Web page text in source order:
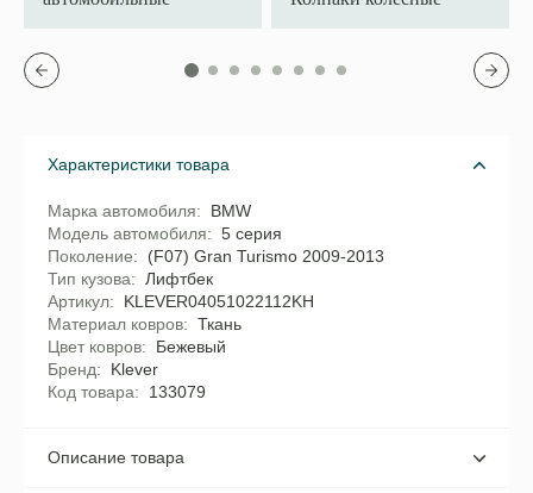
Характеристики товара
Марка автомобиля
BMW
Модель автомобиля
5 серия
Поколение
(F07) Gran Turismo 2009-2013
Тип кузова
Лифтбек
Артикул
KLEVER04051022112KH
Материал ковров
Ткань
Цвет ковров
Бежевый
Бренд
Klever
Код товара
133079
Описание товара